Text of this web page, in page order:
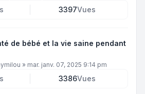
3397Vues
de bébé et la vie saine pendant
» mar. janv. 07, 2025 9:14 pm
3386Vues